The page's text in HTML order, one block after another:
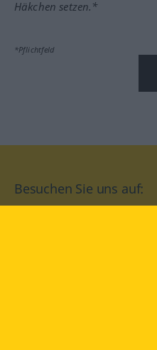
Häkchen setzen.*
*Pflichtfeld
Besuchen Sie uns auf: